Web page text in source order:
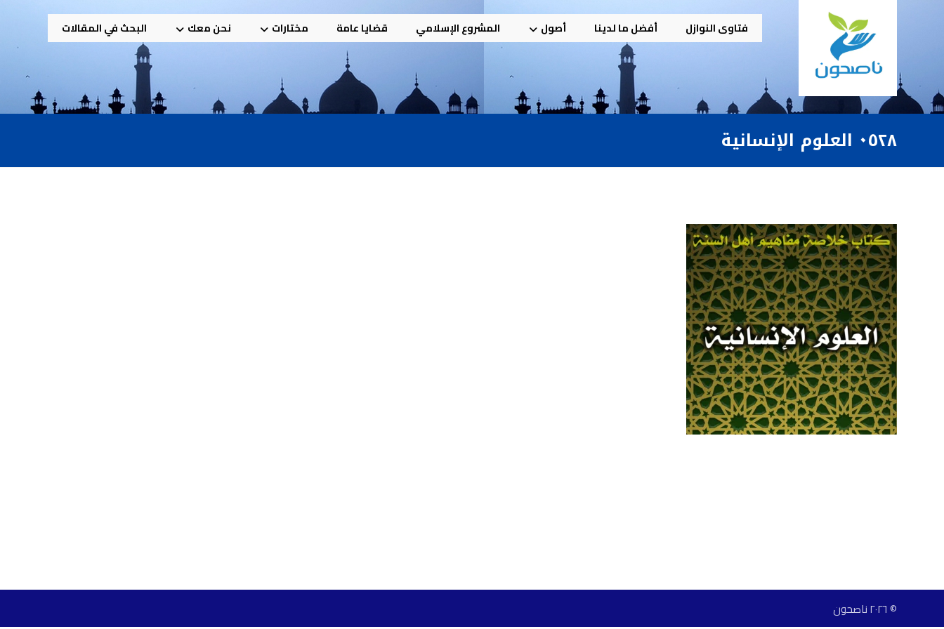
فتاوى النوازل أفضل ما لدينا أصول المشروع الإسلامي قضايا عامة مختارات نحن معك البحث في المقالات
٠٥٢٨ العلوم الإنسانية
© ٢٠٢٦ ناصحون